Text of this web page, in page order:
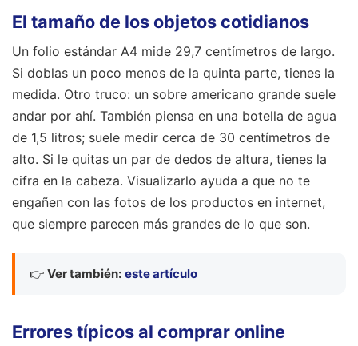
El tamaño de los objetos cotidianos
Un folio estándar A4 mide 29,7 centímetros de largo.
Si doblas un poco menos de la quinta parte, tienes la
medida. Otro truco: un sobre americano grande suele
andar por ahí. También piensa en una botella de agua
de 1,5 litros; suele medir cerca de 30 centímetros de
alto. Si le quitas un par de dedos de altura, tienes la
cifra en la cabeza. Visualizarlo ayuda a que no te
engañen con las fotos de los productos en internet,
que siempre parecen más grandes de lo que son.
👉 Ver también: este artículo
Errores típicos al comprar online